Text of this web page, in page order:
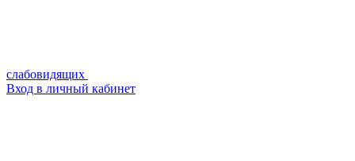
слабовидящих
Вход в личный кабинет